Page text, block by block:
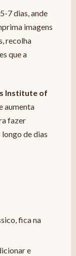
7 dias, ande
imagens
recolha
que a
Institute of
aumenta
fazer
de dias
fica na
e